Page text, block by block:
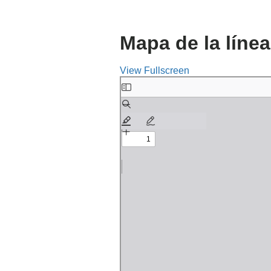
Mapa de la
View Fullscreen
Saltar
al
contenido
PDF